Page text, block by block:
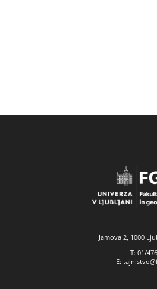
Jamova 2, 1000
T: 01/
E: